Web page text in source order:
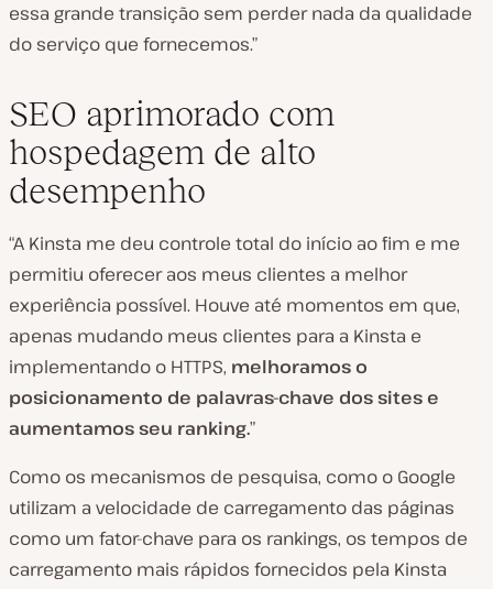
essa grande transição sem perder nada da qualidade
do serviço que fornecemos.”
SEO aprimorado com
hospedagem de alto
desempenho
“A Kinsta me deu controle total do início ao fim e me
permitiu oferecer aos meus clientes a melhor
experiência possível. Houve até momentos em que,
apenas mudando meus clientes para a Kinsta e
implementando o HTTPS, melhoramos o
posicionamento de palavras-chave dos sites e
aumentamos seu ranking.”
Como os mecanismos de pesquisa, como o Google
utilizam a velocidade de carregamento das páginas
como um fator-chave para os rankings, os tempos de
carregamento mais rápidos fornecidos pela Kinsta